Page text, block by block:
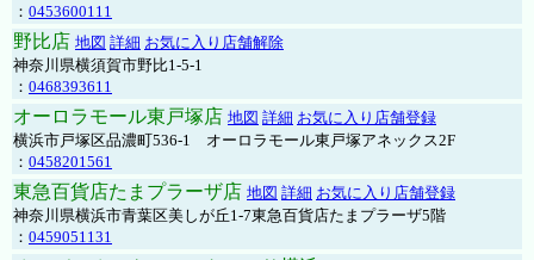
： 0453600111
野比店 地図 詳細 お気に入り店舗解除
神奈川県横須賀市野比1-5-1
： 0468393611
オーロラモール東戸塚店 地図 詳細 お気に入り店舗登録
横浜市戸塚区品濃町536-1 オーロラモール東戸塚アネックス2F
： 0458201561
東急百貨店たまプラーザ店 地図 詳細 お気に入り店舗登録
神奈川県横浜市青葉区美しが丘1-7東急百貨店たまプラーザ5階
： 0459051131